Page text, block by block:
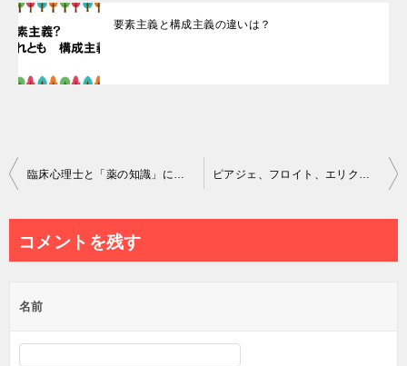
要素主義と構成主義の違いは？
投
ビ
ー
シ
臨床心理士と「薬の知識」について ピアジェ、フロイト、エリクソン…様々な発達理論のまとめ
コメントを残す
名前